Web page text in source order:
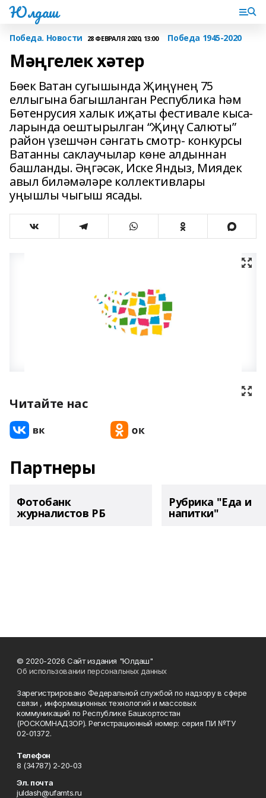
Юлдаш
Победа. Новости 28 ФЕВРАЛЯ 2020, 13:00 Победа 1945-2020
Мәңгелек хәтер
Бөек Ватан сугышында Җиңүнең 75
еллыгына багышланган Республика һәм
Бөтенрусия халык иҗаты фестивале кыса­
ларында оештырылган “Җиңү Салюты”
район үзешчән сәнгать смотр- конкурсы
Ватанны сак­лаучылар көне алдыннан
башланды. Әңгәсәк, Иске Яндыз, Миядек
авыл биләмәләре коллективла­ры
уңышлы чыгыш ясады.
Читайте нас
Партнеры
Фотобанк
журналистов РБ
Рубрика "Еда и
напитки"
© 2020-2026 Сайт издания "Юлдаш"
Об использовании персональных данных
Зарегистрировано Федеральной службой по надзору в сфере
связи , информационных технологий и массовых
коммуникаций по Республике Башкортостан
(РОСКОМНАДЗОР). Регистрационный номер: серия ПИ №ТУ
02-01372.
Телефон
8 (34787) 2-20-03
Эл. почта
juldash@ufamts.ru